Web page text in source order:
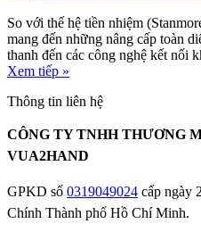
So với thế hệ tiền nhiệm
mang đến những nâng cấp toàn
thanh đến các công nghệ kết nối
Xem tiếp »
Thông tin liên hệ
CÔNG TY TNHH THƯƠNG
VUA2HAND
GPKD số 0319049024 cấp ngày
Chính Thành phố Hồ Chí Minh.